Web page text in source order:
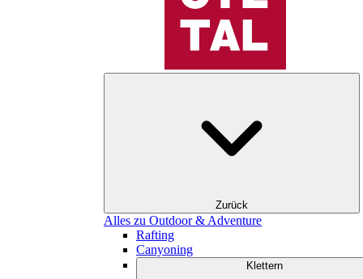
Zurück
Alles zu Outdoor & Adventure
Rafting
Canyoning
Klettern